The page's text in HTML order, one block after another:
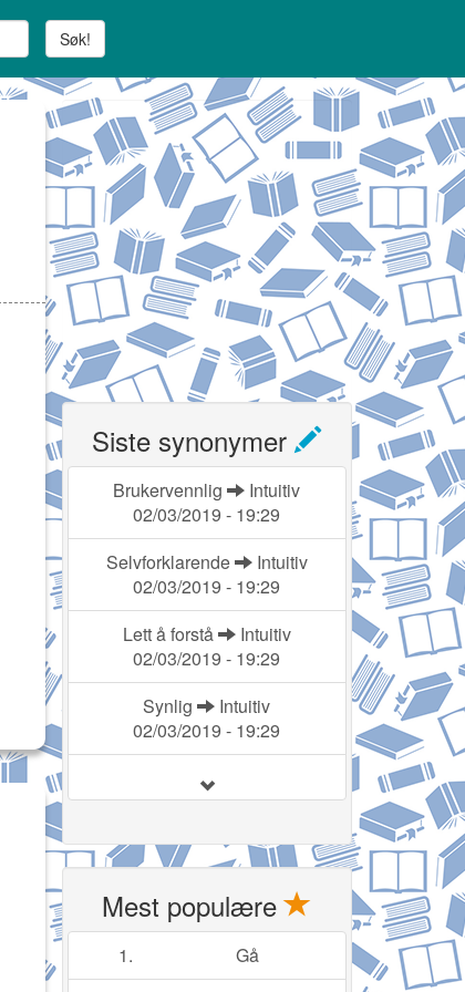
Søk!
Siste synonymer
Brukervennlig
Intuitiv
02/03/2019 - 19:29
Selvforklarende
Intuitiv
02/03/2019 - 19:29
Lett å forstå
Intuitiv
02/03/2019 - 19:29
Synlig
Intuitiv
02/03/2019 - 19:29
Mest populære
1.
Gå